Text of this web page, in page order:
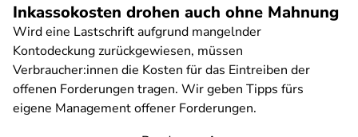
Inkassokosten drohen auch ohne Mahnung
Wird eine Lastschrift aufgrund mangelnder
Kontodeckung zurückgewiesen, müssen
Verbraucher:innen die Kosten für das Eintreiben der
offenen Forderungen tragen. Wir geben Tipps fürs
eigene Management offener Forderungen.